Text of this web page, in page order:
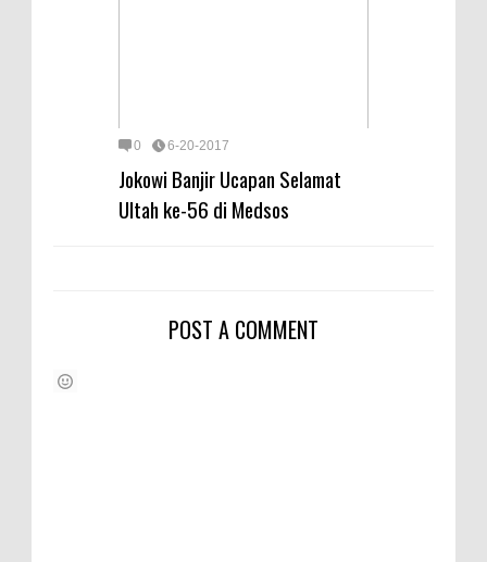
0 6-20-2017
Jokowi Banjir Ucapan Selamat
Ultah ke-56 di Medsos
POST A COMMENT